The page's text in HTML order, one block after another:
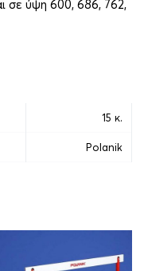
σε ύψη 600, 686, 762,
15 κ.
Polanik